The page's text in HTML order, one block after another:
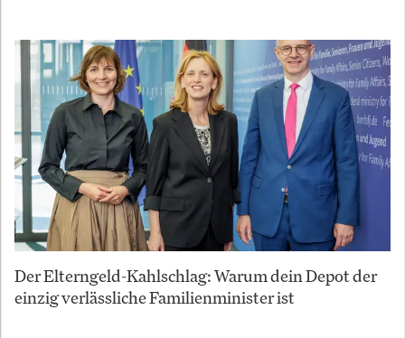
Der Elterngeld-Kahlschlag: Warum dein Depot der
einzig verlässliche Familienminister ist